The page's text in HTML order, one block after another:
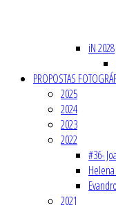
iN 2028
PROPOSTAS
2025
2024
2023
2022
#36-
2021